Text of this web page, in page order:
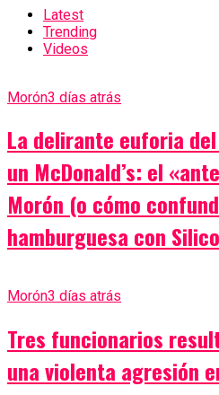
Latest
Trending
Videos
Morón3 días atrás
La delirante euforia
un McDonald’s: el
Morón (o cómo
hamburguesa con
Morón3 días atrás
Tres funcionarios
una violenta agresión